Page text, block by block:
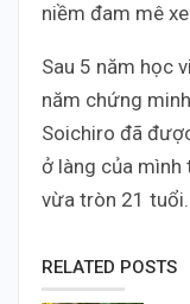
niềm đam mê
Sau 5 năm học
năm chứng
Soichiro đã
ở làng của mình
vừa tròn 21 tuổi.
RELATED POSTS